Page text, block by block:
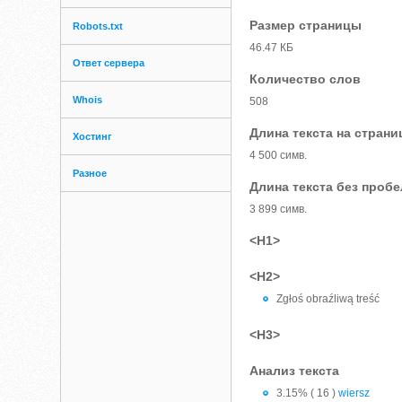
Robots.txt
Ответ сервера
Whois
Хостинг
Разное
Размер страницы
46.47 КБ
Количество слов
508
Длина текста на
4 500 симв.
Длина текста без
3 899 симв.
<H1>
<H2>
Zgłoś obraźliwą treść
<H3>
Анализ текста
3.15% ( 16 )wiersz